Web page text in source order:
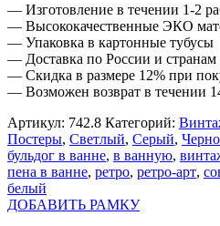
— Изготовление в течении 1-2
— Высококачественные ЭКО
— Упаковка в картонные тубусы
— Доставка по России и
— Скидка в размере 12% при
— Возможен возврат в течении
Артикул: 742.8 Категорий:
Постеры, Светлый, Серый,
бульдог в ванне, в ванную,
пена в ванне, ретро, ретро-арт,
белый
ДОБАВИТЬ РАМКУ